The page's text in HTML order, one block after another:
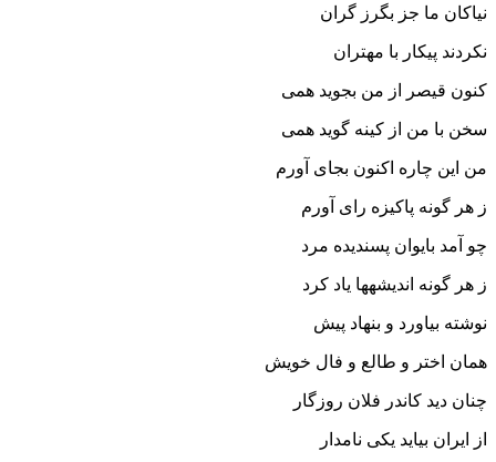
نیاکان ما جز بگرز گران
نکردند پیکار با مهتران‏
کنون قیصر از من بجوید همى
سخن با من از کینه گوید همى‏
من این چاره اکنون بجاى آورم
ز هر گونه پاکیزه راى آورم‏
چو آمد بایوان پسندیده مرد
ز هر گونه اندیشه‏ها یاد کرد
نوشته بیاورد و بنهاد پیش
همان اختر و طالع و فال خویش‏
چنان دید کاندر فلان روزگار
از ایران بیاید یکى نامدار